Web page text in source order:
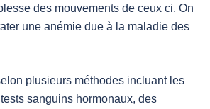
des mouvements de ceux ci. On
une anémie due à la maladie des
plusieurs méthodes incluant les
sanguins hormonaux, des